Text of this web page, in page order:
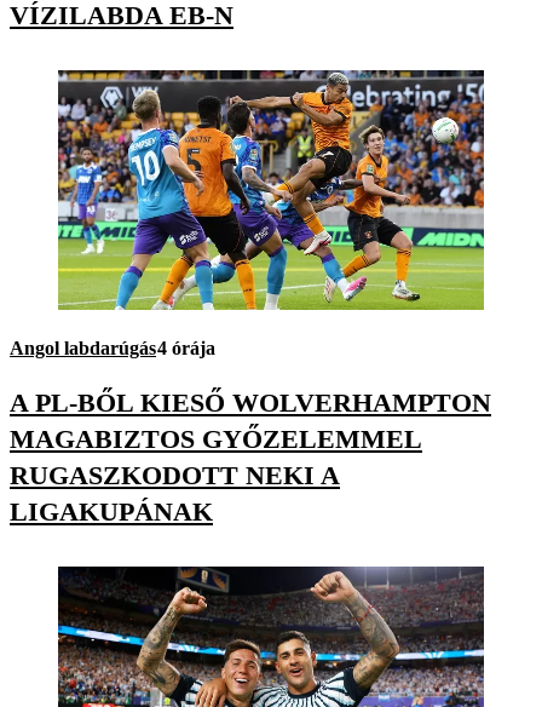
VÍZILABDA EB-N
Angol labdarúgás4 órája
A PL-BŐL KIESŐ WOLVERHAMPTON
MAGABIZTOS GYŐZELEMMEL
RUGASZKODOTT NEKI A
LIGAKUPÁNAK